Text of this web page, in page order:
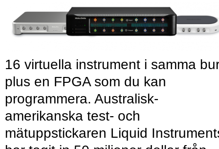
16 virtuella instrument i samma
plus en FPGA som du kan
programmera. Australisk-
amerikanska test- och
mätuppstickaren Liquid